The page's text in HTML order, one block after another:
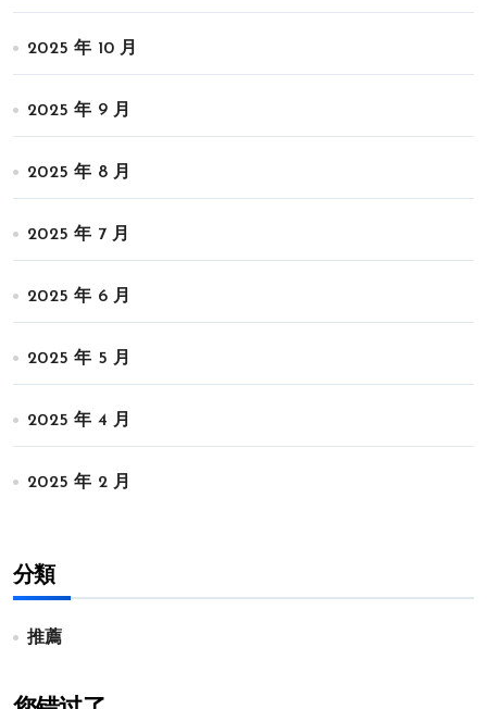
2025 年 10 月
2025 年 9 月
2025 年 8 月
2025 年 7 月
2025 年 6 月
2025 年 5 月
2025 年 4 月
2025 年 2 月
分類
推薦